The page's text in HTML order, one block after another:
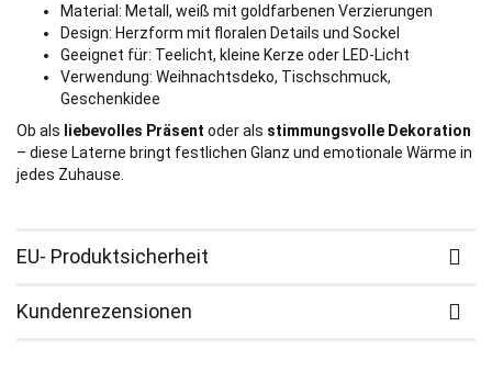
Material: Metall, weiß mit goldfarbenen Verzierungen
Design: Herzform mit floralen Details und Sockel
Geeignet für: Teelicht, kleine Kerze oder LED-Licht
Verwendung: Weihnachtsdeko, Tischschmuck,
Geschenkidee
Ob als liebevolles Präsent oder als stimmungsvolle Dekoration
– diese Laterne bringt festlichen Glanz und emotionale Wärme in
jedes Zuhause.
EU- Produktsicherheit
Kundenrezensionen